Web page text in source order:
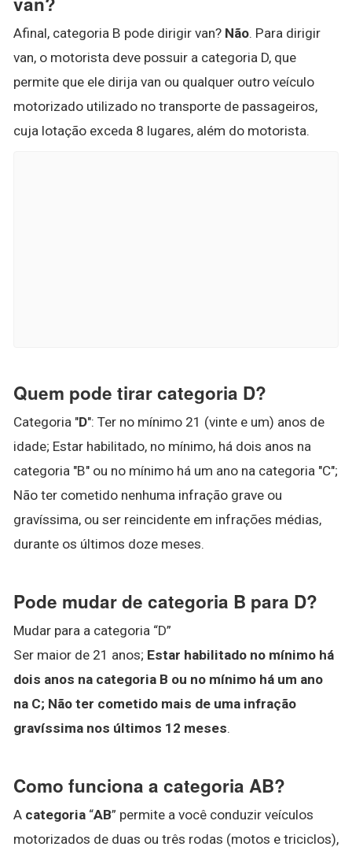
Afinal, categoria B pode dirigir van? Não. Para dirigir
van, o motorista deve possuir a categoria D, que
permite que ele dirija van ou qualquer outro veículo
motorizado utilizado no transporte de passageiros,
cuja lotação exceda 8 lugares, além do motorista.
Quem pode tirar categoria D?
Categoria "D": Ter no mínimo 21 (vinte e um) anos de
idade; Estar habilitado, no mínimo, há dois anos na
categoria "B" ou no mínimo há um ano na categoria "C";
Não ter cometido nenhuma infração grave ou
gravíssima, ou ser reincidente em infrações médias,
durante os últimos doze meses.
Pode mudar de categoria B para D?
Mudar para a categoria “D”
Ser maior de 21 anos; Estar habilitado no mínimo há
dois anos na categoria B ou no mínimo há um ano
na C; Não ter cometido mais de uma infração
gravíssima nos últimos 12 meses.
Como funciona a categoria AB?
A categoria “AB” permite a você conduzir veículos
motorizados de duas ou três rodas (motos e triciclos),